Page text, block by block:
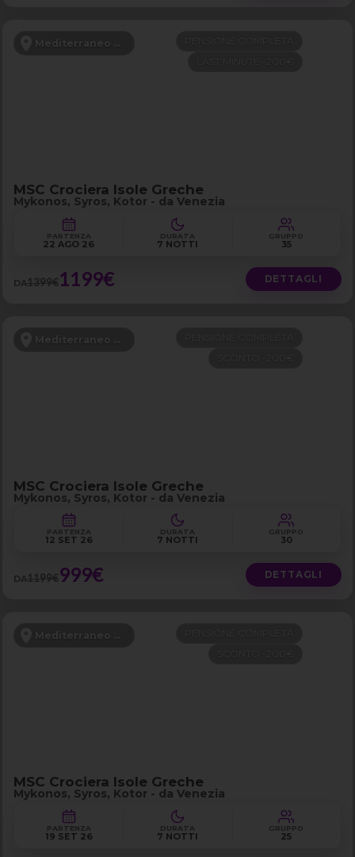
Mediterraneo Orientale
MSC Crociera Isole Greche
Mykonos, Syros, Kotor - da Venezia
PARTENZA
22 AGO 26
DURATA
7 NOTTI
GRUPPO
35
DA1399€1199€ DETTAGLI
Mediterraneo Orientale
MSC Crociera Isole Greche
Mykonos, Syros, Kotor - da Venezia
PARTENZA
12 SET 26
DURATA
7 NOTTI
GRUPPO
30
DA1199€999€ DETTAGLI
Mediterraneo Orientale
MSC Crociera Isole Greche
Mykonos, Syros, Kotor - da Venezia
PARTENZA
19 SET 26
DURATA
7 NOTTI
GRUPPO
25